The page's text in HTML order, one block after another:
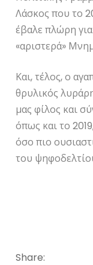
Λάσκος που το
έβαλε πλώρη
«αριστερά»
Και, τέλος, ο
θρυλικός
μας φίλος και
όπως και το
όσο πιο
του
Share: